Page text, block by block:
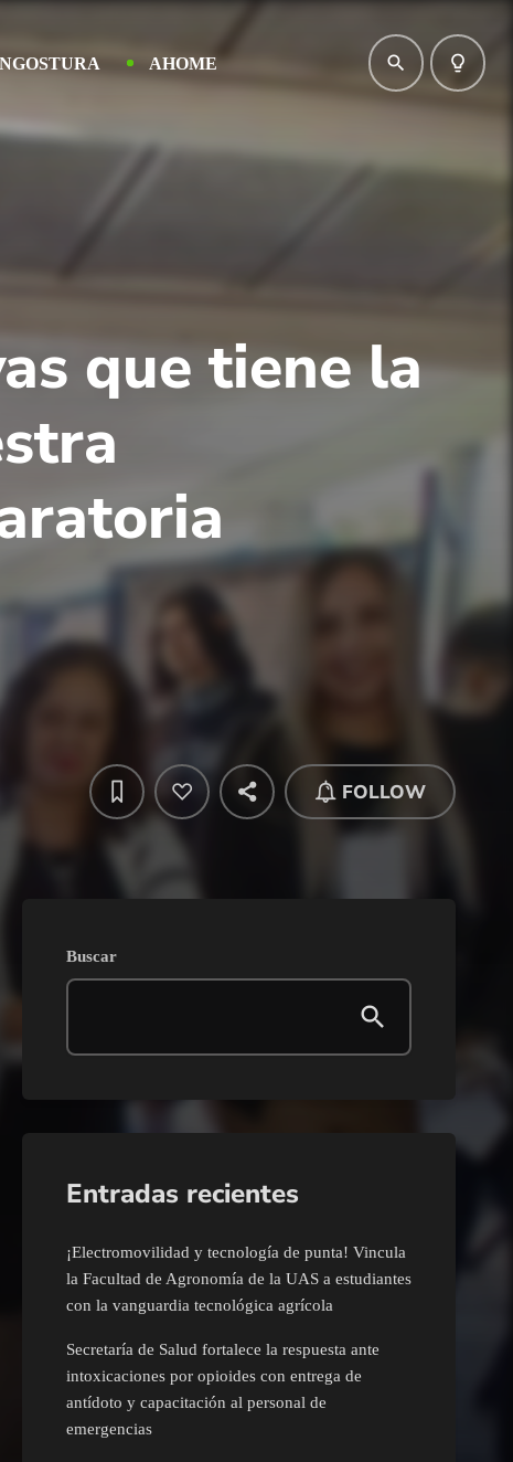
AHOME search lightbulb_outline
que tiene la
FOLLOW
Buscar
Entradas recientes
¡Electromovilidad y tecnología de punta! Vincula
la Facultad de Agronomía de la UAS a estudiantes
con la vanguardia tecnológica agrícola
Secretaría de Salud fortalece la respuesta ante
intoxicaciones por opioides con entrega de
antídoto y capacitación al personal de
emergencias